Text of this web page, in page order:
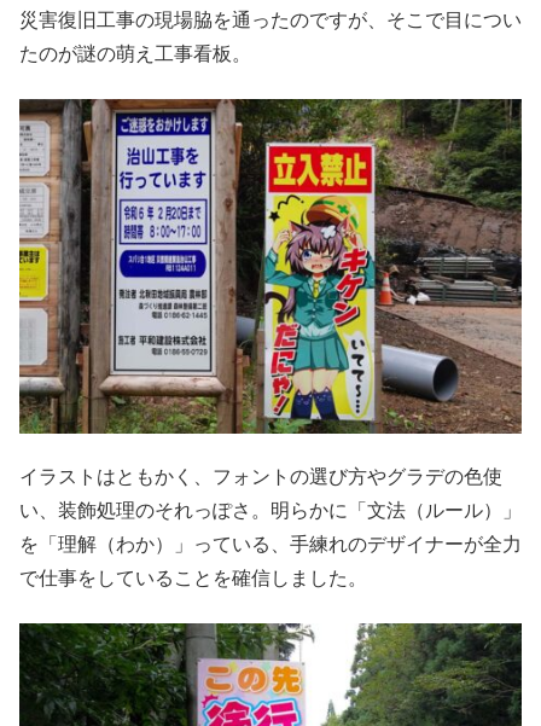
災害復旧工事の現場脇を通ったのですが、そこで目につい
たのが謎の萌え工事看板。
イラストはともかく、フォントの選び方やグラデの色使
い、装飾処理のそれっぽさ。明らかに「文法（ルール）」
を「理解（わか）」っている、手練れのデザイナーが全力
で仕事をしていることを確信しました。